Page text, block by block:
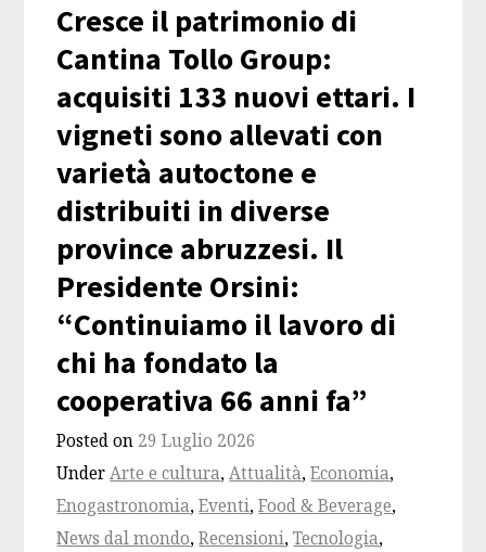
Cresce il patrimonio di
Cantina Tollo Group:
acquisiti 133 nuovi ettari. I
vigneti sono allevati con
varietà autoctone e
distribuiti in diverse
province abruzzesi. Il
Presidente Orsini:
“Continuiamo il lavoro di
chi ha fondato la
cooperativa 66 anni fa”
Posted on 29 Luglio 2026
UnderArte e cultura,Attualità,Economia,
Enogastronomia,Eventi,Food & Beverage,
News dal mondo,Recensioni,Tecnologia,